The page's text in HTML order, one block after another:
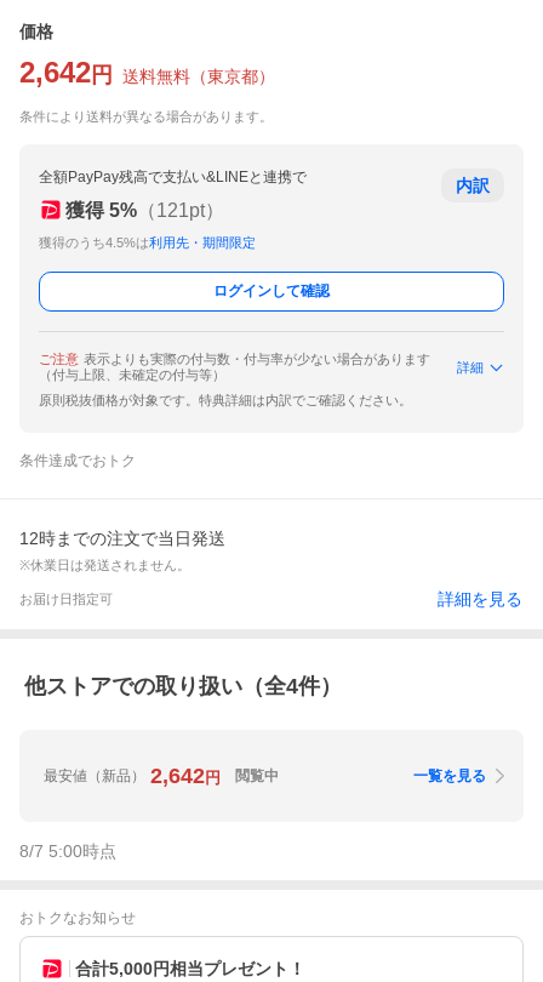
価格
2,642 円 送料無料 （東京都）
条件により送料が異なる場合があります。
全額PayPay残高で支払い&LINEと連携で
獲得 5% （121pt）
獲得のうち4.5%は利用先・期間限定
内訳
ログインして確認
ご注意 表示よりも実際の付与数・付与率が少ない場合があります
（付与上限、未確定の付与等）
詳細
原則税抜価格が対象です。特典詳細は内訳でご確認ください。
条件達成でおトク
12時までの注文で当日発送
※休業日は発送されません。
お届け日指定可 詳細を見る
他ストアでの取り扱い（全4件）
最安値 （新品） 2,642円 閲覧中 一覧を見る
8/7 5:00時点
おトクなお知らせ
合計5,000円相当プレゼント！